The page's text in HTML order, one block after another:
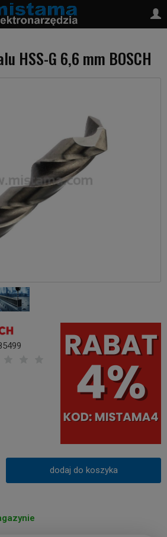
HSS-G 6,6 mm BOSCH
dodaj do koszyka